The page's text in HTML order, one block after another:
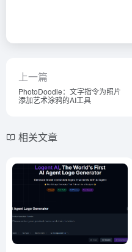
上一篇
PhotoDoodle：文字指令为照片
添加艺术涂鸦的AI工具
相关文章